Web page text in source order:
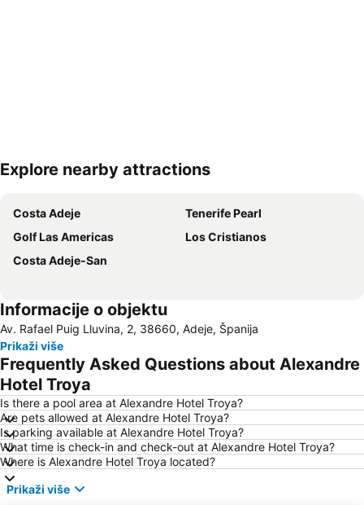
Explore nearby attractions
Costa Adeje
Tenerife Pearl
Golf Las Americas
Los Cristianos
Costa Adeje-San
Informacije o objektu
Av. Rafael Puig Lluvina, 2, 38660, Adeje, Španija
Prikaži više
Frequently Asked Questions about Alexandre
Hotel Troya
Is there a pool area at Alexandre Hotel Troya?
Are pets allowed at Alexandre Hotel Troya?
Is parking available at Alexandre Hotel Troya?
What time is check-in and check-out at Alexandre Hotel Troya?
Where is Alexandre Hotel Troya located?
Prikaži više